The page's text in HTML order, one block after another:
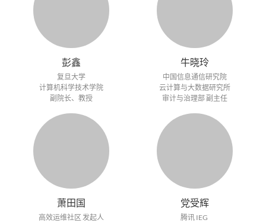
彭鑫
复旦大学
计算机科学技术学院
副院长、教授
牛晓玲
中国信息通信研究院
云计算与大数据研究所
审计与治理部 副主任
萧田国
高效运维社区 发起人
党受辉
腾讯 IEG